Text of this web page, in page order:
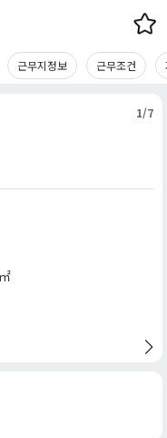
근무지정보 근무조건
1/7